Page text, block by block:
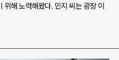
해 노력해왔다. 민지 씨는 광장 이